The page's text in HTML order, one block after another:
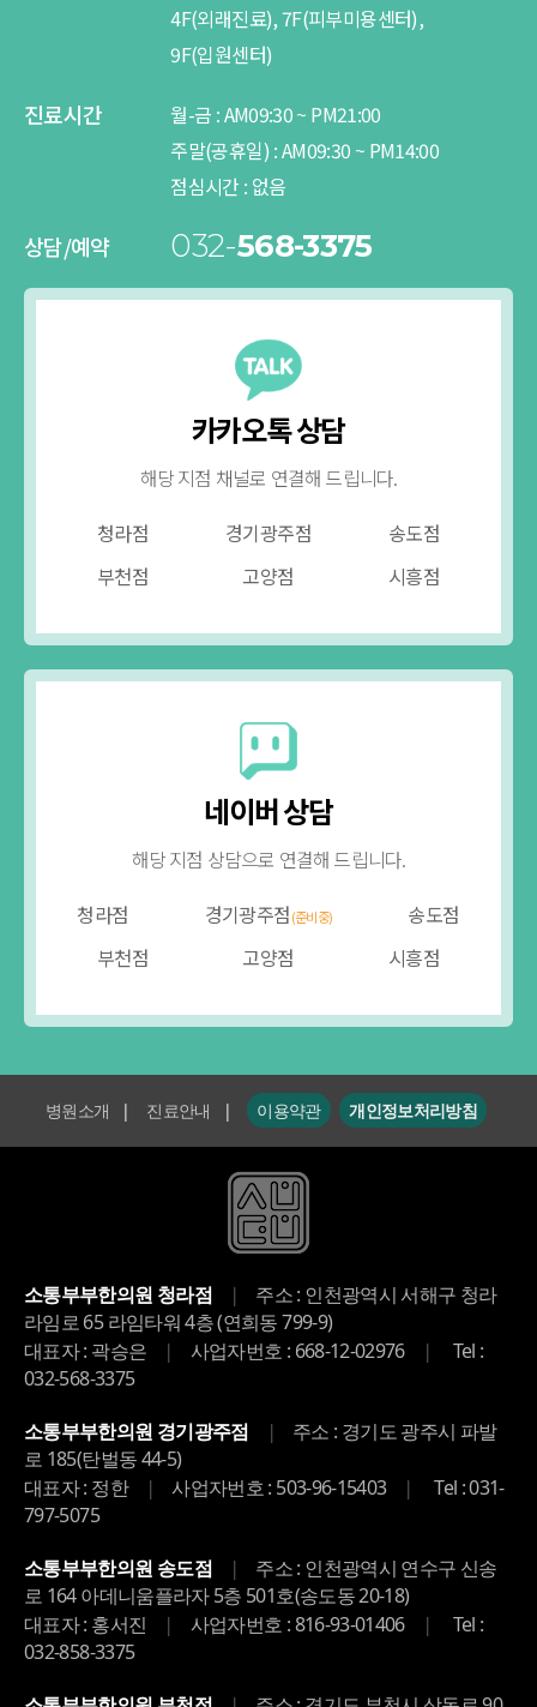
4F(외래진료), 7F(피부미용센터),
9F(입원센터)
진료시간 월-금 :AM09:30 ~ PM21:00
주말(공휴일) :AM09:30 ~ PM14:00
점심시간 : 없음
상담/예약 032-568-3375
카카오톡 상담
해당 지점 채널로 연결해 드립니다.
청라점
경기광주점
송도점
부천점
고양점 시흥점
네이버 상담
해당 지점 상담으로 연결해 드립니다.
청라점
경기광주점(준비중)
송도점
부천점
고양점 시흥점
병원소개 | 진료안내 | 이용약관 개인정보처리방침
소통부부한의원 청라점 |
주소 : 인천광역시 서해구 청라
라임로 65 라임타워 4층 (연희동 799-9)
대표자 : 곽승은
| 사업자번호 : 668-12-02976 |
Tel :
032-568-3375
소통부부한의원 경기광주점
|
주소 : 경기도 광주시 파발
로 185(탄벌동 44-5)
대표자 : 정한
| 사업자번호 : 503-96-15403 |
Tel : 031-
797-5075
소통부부한의원 송도점
|
주소 : 인천광역시 연수구 신송
로 164 아데니움플라자 5층 501호(송도동 20-18)
대표자 : 홍서진
| 사업자번호 : 816-93-01406 |
Tel :
032-858-3375